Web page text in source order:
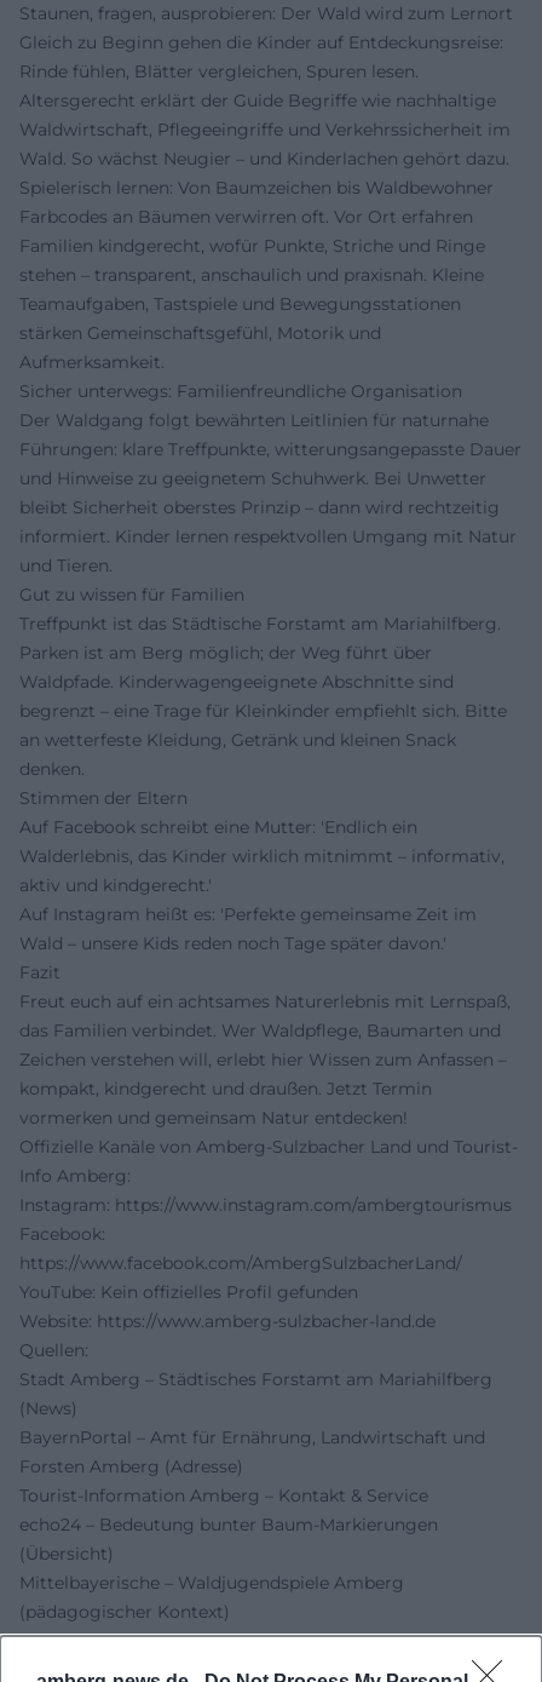
Staunen, fragen, ausprobieren: Der Wald wird zum Lernort
Gleich zu Beginn gehen die Kinder auf Entdeckungsreise:
Rinde fühlen, Blätter vergleichen, Spuren lesen.
Altersgerecht erklärt der Guide Begriffe wie nachhaltige
Waldwirtschaft, Pflegeeingriffe und Verkehrssicherheit im
Wald. So wächst Neugier – und Kinderlachen gehört dazu.
Spielerisch lernen: Von Baumzeichen bis Waldbewohner
Farbcodes an Bäumen verwirren oft. Vor Ort erfahren
Familien kindgerecht, wofür Punkte, Striche und Ringe
stehen – transparent, anschaulich und praxisnah. Kleine
Teamaufgaben, Tastspiele und Bewegungsstationen
stärken Gemeinschaftsgefühl, Motorik und
Aufmerksamkeit.
Sicher unterwegs: Familienfreundliche Organisation
Der Waldgang folgt bewährten Leitlinien für naturnahe
Führungen: klare Treffpunkte, witterungsangepasste Dauer
und Hinweise zu geeignetem Schuhwerk. Bei Unwetter
bleibt Sicherheit oberstes Prinzip – dann wird rechtzeitig
informiert. Kinder lernen respektvollen Umgang mit Natur
und Tieren.
Gut zu wissen für Familien
Treffpunkt ist das Städtische Forstamt am Mariahilfberg.
Parken ist am Berg möglich; der Weg führt über
Waldpfade. Kinderwagengeeignete Abschnitte sind
begrenzt – eine Trage für Kleinkinder empfiehlt sich. Bitte
an wetterfeste Kleidung, Getränk und kleinen Snack
denken.
Stimmen der Eltern
Auf Facebook schreibt eine Mutter: 'Endlich ein
Walderlebnis, das Kinder wirklich mitnimmt – informativ,
aktiv und kindgerecht.'
Auf Instagram heißt es: 'Perfekte gemeinsame Zeit im
Wald – unsere Kids reden noch Tage später davon.'
Fazit
Freut euch auf ein achtsames Naturerlebnis mit Lernspaß,
das Familien verbindet. Wer Waldpflege, Baumarten und
Zeichen verstehen will, erlebt hier Wissen zum Anfassen –
kompakt, kindgerecht und draußen. Jetzt Termin
vormerken und gemeinsam Natur entdecken!
Offizielle Kanäle von Amberg-Sulzbacher Land und Tourist-
Info Amberg:
Instagram: https://www.instagram.com/ambergtourismus
Facebook:
https://www.facebook.com/AmbergSulzbacherLand/
YouTube: Kein offizielles Profil gefunden
Website: https://www.amberg-sulzbacher-land.de
Quellen:
Stadt Amberg – Städtisches Forstamt am Mariahilfberg
(News)
BayernPortal – Amt für Ernährung, Landwirtschaft und
Forsten Amberg (Adresse)
Tourist-Information Amberg – Kontakt & Service
echo24 – Bedeutung bunter Baum-Markierungen
(Übersicht)
Mittelbayerische – Waldjugendspiele Amberg
(pädagogischer Kontext)
meinestadt.de – Städtisches Forstamt Amberg, Anschrift